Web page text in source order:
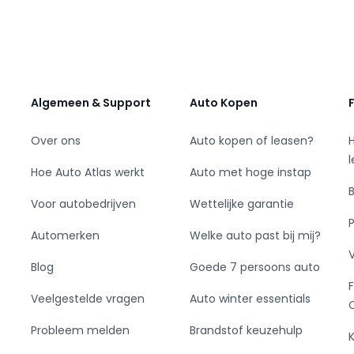
) zijn wij bereikbaar en op afspraak
dag en 7 dagen per week uw auto te naam
Algemeen & Support
Over ons
Hoe Auto Atlas werkt
Voor autobedrijven
Automerken
Blog
Veelgestelde vragen
Probleem melden
Auto Kopen
Auto kopen of leasen?
Auto met hoge instap
Wettelijke garantie
Welke auto past bij mij?
Goede 7 persoons auto
Auto winter essentials
Brandstof keuzehulp